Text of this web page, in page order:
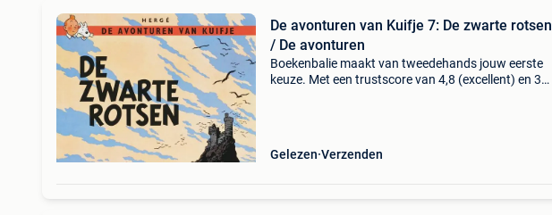
De avonturen van Kuifje 7: De zwarte rotsen
/ De avonturen
Boekenbalie maakt van tweedehands jouw eerste
keuze. Met een trustscore van 4,8 (excellent) en 30
Gelezen Verzenden